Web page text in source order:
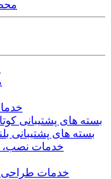
بسته های پشتیبانی
بسته های پشتیبانی
خدمات نصب،
خدمات طراحی